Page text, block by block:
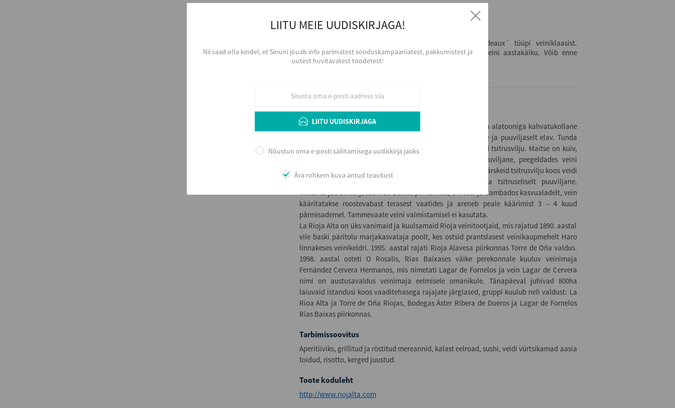
Serveerimine
Jahutatult, 8 - 10 ºC, väiksemast sihvaka kujuga bordeaux´ tüüpi veiniklaasist.
Arengupotentsiaal veinikeldris 2 - 5 aastat, arvestades veini aastakäiku. Võib enne
serveerimist aereerida.
Lisainfo
Välimus selge, keskmisest madalama intensiivsusega roheka alatooniga kahvatukollane
Aroom keskmisest intensiivsem, veidi floraalne, mineraalne ja puuviljaselt elav. Tunda
värskeid heledaid luuvilju, kollaseid õunu, pirne ja värskeid tsitrusvilju. Maitse on kuiv,
keskmise intensiivsuse ning täidlusega ja tsitruseliselt puuviljane, peegeldades veini
aroomi. Tunda värskeid heledaid luuvilju, valgeid sõstraid, värskeid tsitrusvilju koos veidi
torkiva mineraalsusega. Järelmaitse pikk mineraalne ja tsitruseliselt puuviljane.
Viinamarjad on korjatud Rias Baixas piirkonnas, O Rosal ja Cambados kasvualadelt, vein
kääritatakse roostevabast terasest vaatides ja areneb peale käärimist 3 – 4 kuud
pärmisademel. Tammevaate veini valmistamisel ei kasutata.
La Rioja Alta on üks vanimaid ja kuulsamaid Rioja veinitootjaid, mis rajatud 1890. aastal
viie baski päritolu marjakasvataja poolt, kes ostsid prantslasest veinikaupmehelt Haro
linnakeses veinikeldri. 1995. aastal rajati Rioja Alavesa piirkonnas Torre de Oña valdus.
1998. aastal osteti O Rosalis, Rias Baixases väike perekonnale kuuluv veinimaja
Fernández Cervera Hermanos, mis nimetati Lagar de Fornelos ja vein Lagar de Cervera
nimi on austusavaldus veinimaja eelmisele omanikule. Tänapäeval juhivad 800ha
laiuvaid istandusi koos vaaditehasega rajajate järglased, gruppi kuulub neli valdust: La
Rioa Alta ja Torre de Oña Riojas, Bodegas Áster Ribera de Dueros ja Lagar de Fornelos
Rías Baixas piirkonnas.
Tarbimissoovitus
Aperitiiviks, grillitud ja röstitud mereannid, kalast eelroad, sushi, veidi vürtsikamad aasia
toidud, risotto, kerged juustud.
Toote koduleht
http://www.riojalta.com
LIITU MEIE UUDISKIRJAGA!
Nii saad olla kindel, et Sinuni jõuab info parimatest sooduskampaaniatest, pakkumistest ja
uutest huvitavatest toodetest!
LIITU UUDISKIRJAGA
Nõustun oma e-posti säilitamisega uudiskirja jaoks
Ära rohkem kuva antud teavitust